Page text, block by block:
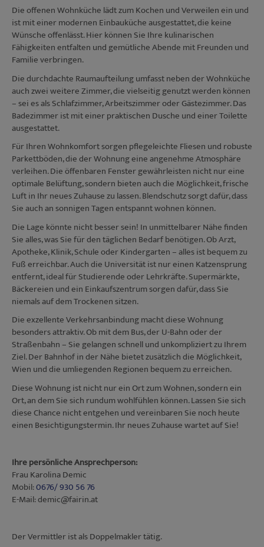
Die offenen Wohnküche lädt zum Kochen und Verweilen ein und
ist mit einer modernen Einbauküche ausgestattet, die keine
Wünsche offenlässt. Hier können Sie Ihre kulinarischen
Fähigkeiten entfalten und gemütliche Abende mit Freunden und
Familie verbringen.
Die durchdachte Raumaufteilung umfasst neben der Wohnküche
auch zwei weitere Zimmer, die vielseitig genutzt werden können
– sei es als Schlafzimmer, Arbeitszimmer oder Gästezimmer. Das
Badezimmer ist mit einer praktischen Dusche und einer Toilette
ausgestattet.
Für Ihren Wohnkomfort sorgen pflegeleichte Fliesen und robuste
Parkettböden, die der Wohnung eine angenehme Atmosphäre
verleihen. Die öffenbaren Fenster gewährleisten nicht nur eine
optimale Belüftung, sondern bieten auch die Möglichkeit, frische
Luft in Ihr neues Zuhause zu lassen. Blendschutz sorgt dafür, dass
Sie auch an sonnigen Tagen entspannt wohnen können.
Die Lage könnte nicht besser sein! In unmittelbarer Nähe finden
Sie alles, was Sie für den täglichen Bedarf benötigen. Ob Arzt,
Apotheke, Klinik, Schule oder Kindergarten – alles ist bequem zu
Fuß erreichbar. Auch die Universität ist nur einen Katzensprung
entfernt, ideal für Studierende oder Lehrkräfte. Supermärkte,
Bäckereien und ein Einkaufszentrum sorgen dafür, dass Sie
niemals auf dem Trockenen sitzen.
Die exzellente Verkehrsanbindung macht diese Wohnung
besonders attraktiv. Ob mit dem Bus, der U-Bahn oder der
Straßenbahn – Sie gelangen schnell und unkompliziert zu Ihrem
Ziel. Der Bahnhof in der Nähe bietet zusätzlich die Möglichkeit,
Wien und die umliegenden Regionen bequem zu erreichen.
Diese Wohnung ist nicht nur ein Ort zum Wohnen, sondern ein
Ort, an dem Sie sich rundum wohlfühlen können. Lassen Sie sich
diese Chance nicht entgehen und vereinbaren Sie noch heute
einen Besichtigungstermin. Ihr neues Zuhause wartet auf Sie!
Ihre persönliche Ansprechperson:
Frau Karolina Demic
Mobil:0676/ 930 56 76
E-Mail: demic@fairin.at
Der Vermittler ist als Doppelmakler tätig.